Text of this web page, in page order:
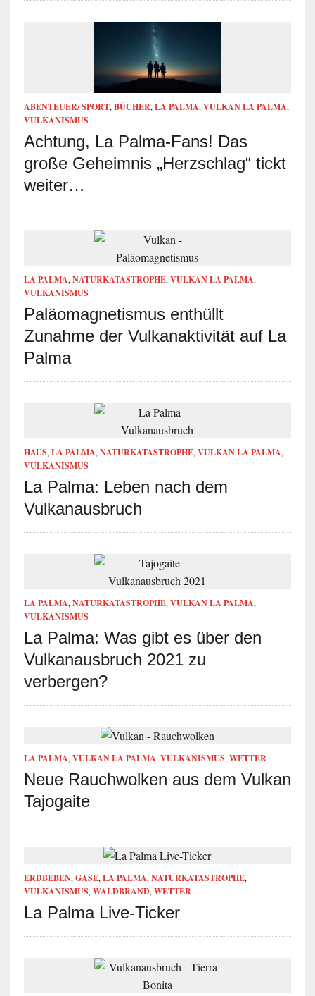
ABENTEUER/ SPORT, BÜCHER, LA PALMA, VULKAN LA PALMA,
VULKANISMUS
Achtung, La Palma-Fans! Das
große Geheimnis „Herzschlag“ tickt
weiter…
LA PALMA, NATURKATASTROPHE, VULKAN LA PALMA,
VULKANISMUS
Paläomagnetismus enthüllt
Zunahme der Vulkanaktivität auf La
Palma
HAUS, LA PALMA, NATURKATASTROPHE, VULKAN LA PALMA,
VULKANISMUS
La Palma: Leben nach dem
Vulkanausbruch
LA PALMA, NATURKATASTROPHE, VULKAN LA PALMA,
VULKANISMUS
La Palma: Was gibt es über den
Vulkanausbruch 2021 zu
verbergen?
LA PALMA, VULKAN LA PALMA, VULKANISMUS, WETTER
Neue Rauchwolken aus dem Vulkan
Tajogaite
ERDBEBEN, GASE, LA PALMA, NATURKATASTROPHE,
VULKANISMUS, WALDBRAND, WETTER
La Palma Live-Ticker